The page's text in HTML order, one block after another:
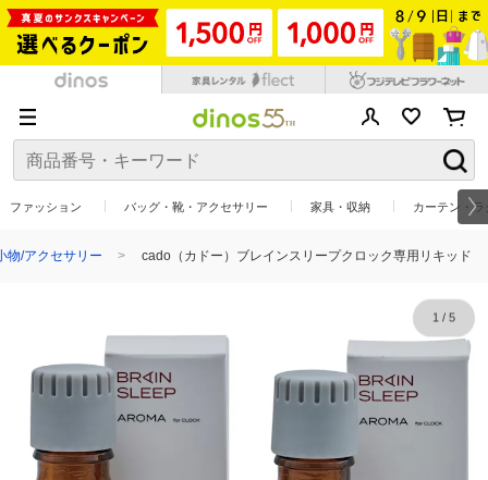
ファッション バッグ・靴・アクセサリー 家具・収納 カーテン・
物/アクセサリー cado（カドー）ブレインスリープクロック専用リキッド
1/ 5